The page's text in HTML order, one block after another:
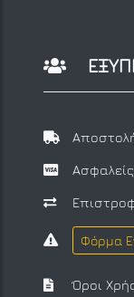
Φόρμα
Όροι